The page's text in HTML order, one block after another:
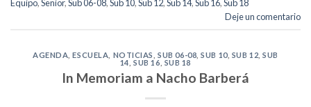
Equipo,Senior,Sub 06-08,Sub 10,Sub 12,Sub 14,Sub 16,Sub 18
Deje un comentario
AGENDA ,ESCUELA NOTICIAS ,SUB 06-08 ,SUB 10, SUB 12 ,SUB
14 ,SUB 16 SUB 18
In Memoriam a Nacho Barberá